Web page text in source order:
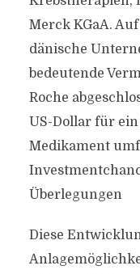
Merck KGaA.
dänische
bedeutende
Roche
US-Dollar für ein
Medikament
Überlegungen
Diese